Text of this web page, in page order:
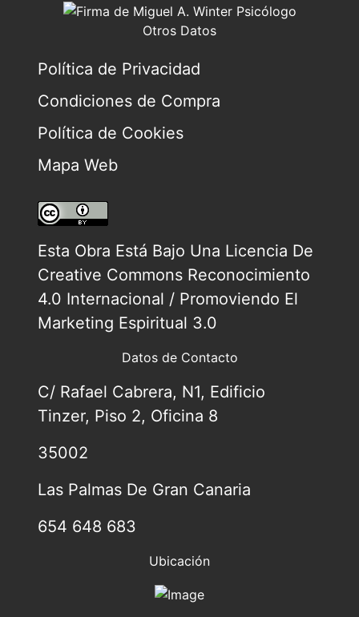
Otros Datos
Política de Privacidad
Condiciones de Compra
Política de Cookies
Mapa Web
Esta Obra Está Bajo Una Licencia De
Creative Commons Reconocimiento
4.0 Internacional / Promoviendo El
Marketing Espiritual 3.0
Datos de Contacto
C/ Rafael Cabrera, N1, Edificio
Tinzer, Piso 2, Oficina 8
35002
Las Palmas De Gran Canaria
654 648 683
Ubicación